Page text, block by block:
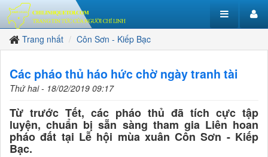
Trang nhất Côn Sơn - Kiếp Bạc
Các pháo thủ háo hức chờ ngày tranh tài
Thứ hai - 18/02/2019 09:17
Từ trước Tết, các pháo thủ đã tích cực tập
luyện, chuẩn bị sẵn sàng tham gia Liên hoan
pháo đất tại Lễ hội mùa xuân Côn Sơn - Kiếp
Bạc.